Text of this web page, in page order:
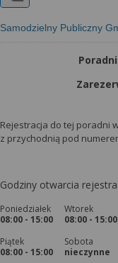
Samodzielny Publiczny
Rejestracja do tej poradni
z przychodnią pod
Godziny otwarcia
Poniedziałek
08:00 - 15:00
Wtorek
08:00 - 15:00
Piątek
08:00 - 15:00
Sobota
nieczynne